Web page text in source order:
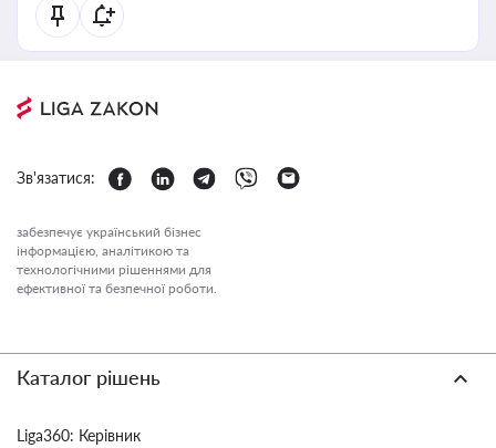
Зв'язатися:
забезпечує український бізнес
інформацією, аналітикою та
технологічними рішеннями для
ефективної та безпечної роботи.
Каталог рішень
Liga360: Керівник